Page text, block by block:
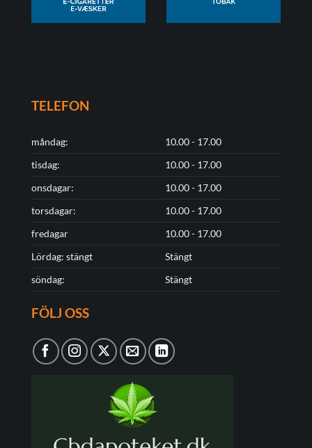
TELEFON
måndag:
10.00 - 17.00
tisdag:
10.00 - 17.00
onsdagar:
10.00 - 17.00
torsdagar:
10.00 - 17.00
fredagar
10.00 - 17.00
Lördag: stängt
Stängt
söndag:
Stängt
FÖLJ OSS